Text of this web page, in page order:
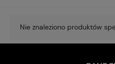
Nie znaleziono produktów